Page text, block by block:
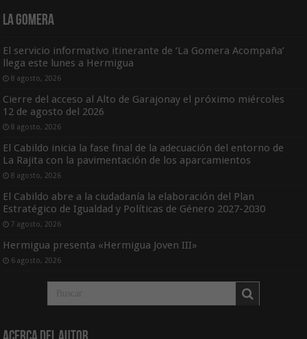
La Gomera
El servicio informativo itinerante de ‘La Gomera Acompaña’
llega este lunes a Hermigua
8 agosto, 2026
Cierre del acceso al Alto de Garajonay el próximo miércoles
12 de agosto del 2026
8 agosto, 2026
El Cabildo inicia la fase final de la adecuación del entorno de
La Rajita con la pavimentación de los aparcamientos
8 agosto, 2026
El Cabildo abre a la ciudadanía la elaboración del Plan
Estratégico de Igualdad y Políticas de Género 2027-2030
7 agosto, 2026
Hermigua presenta «Hermigua Joven III»
6 agosto, 2026